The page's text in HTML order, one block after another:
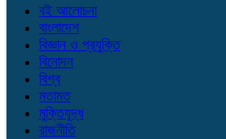
বই আলোচনা
বাংলাদেশ
বিজ্ঞান ও প্রযুক্তি
বিনোদন
বিশ্ব
মতামত
মুক্তিযুদ্ধ
রাজনীতি